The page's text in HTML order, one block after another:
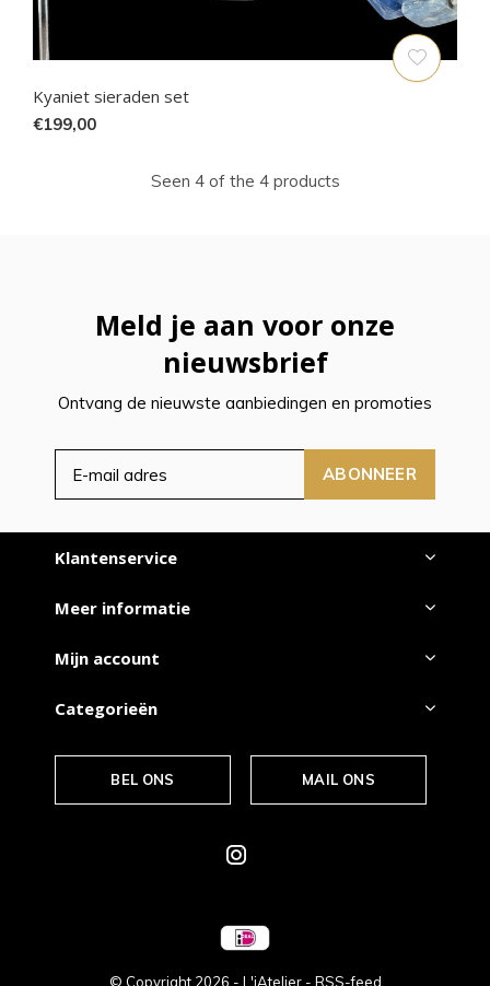
Kyaniet sieraden set
€199,00
Seen 4 of the 4 products
Meld je aan voor onze
nieuwsbrief
Ontvang de nieuwste aanbiedingen en promoties
ABONNEER
Klantenservice
Meer informatie
Mijn account
Categorieën
BEL ONS MAIL ONS
© Copyright 2026 - L'iAtelier - RSS-feed